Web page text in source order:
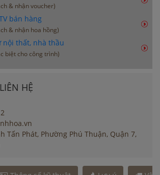
& nhận voucher)
bán hàng
& nhận hoa hồng)
nội thất, nhà thầu
biệt cho công trình)
HỆ
Tấn Phát, Phường Phú Thuận, Quận 7,